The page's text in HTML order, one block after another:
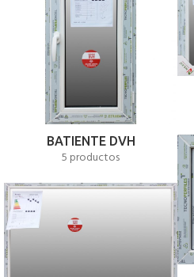
BATIENTE DVH
5 productos